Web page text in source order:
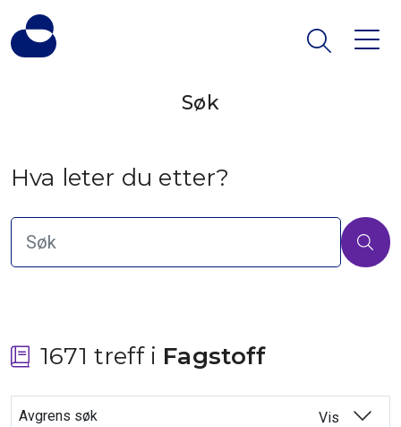
Søk
Hva leter du etter?
1671 treff i Fagstoff
Avgrens søk Vis